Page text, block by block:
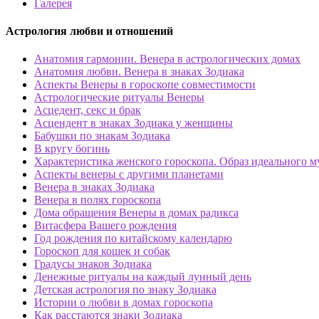
Галерея
Астрология любви и отношений
Анатомия гармонии. Венера в астрологических домах
Анатомия любви. Венера в знаках Зодиака
Аспекты Венеры в гороскопе совместимости
Астрологические ритуалы Венеры
Асцедент, секс и брак
Асцендент в знаках Зодиака у женщины
Бабушки по знакам Зодиака
В кругу богинь
Характеристика женского гороскопа. Образ идеального
Аспекты венеры с другими планетами
Венера в знаках Зодиака
Венера в полях гороскопа
Дома обращения Венеры в домах радикса
Витасфера Вашего рождения
Год рождения по китайскому календарю
Гороскоп для кошек и собак
Градусы знаков Зодиака
Денежные ритуалы на каждый лунный день
Детская астрология по знаку Зодиака
Истории о любви в домах гороскопа
Как расстаются знаки Зодиака